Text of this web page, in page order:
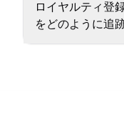
ロイヤルティ登
をどのように追